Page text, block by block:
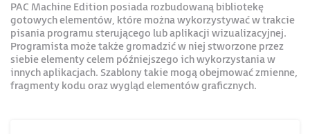
PAC Machine Edition posiada rozbudowaną bibliotekę
gotowych elementów, które można wykorzystywać w trakcie
pisania programu sterującego lub aplikacji wizualizacyjnej.
Programista może także gromadzić w niej stworzone przez
siebie elementy celem późniejszego ich wykorzystania w
innych aplikacjach. Szablony takie mogą obejmować zmienne,
fragmenty kodu oraz wygląd elementów graficznych.